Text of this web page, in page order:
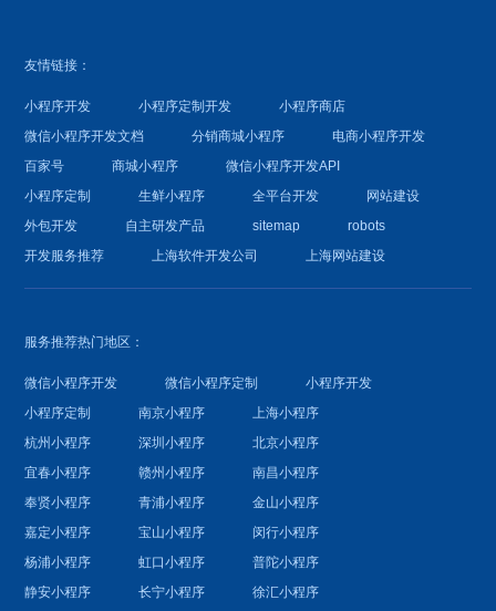
友情链接：
小程序开发 小程序定制开发
小程序商店
微信小程序开发文档
分销商城小程序
电商小程序开发
百家号
商城小程序
微信小程序开发API
小程序定制
生鲜小程序 全平台开发
网站建设
外包开发
自主研发产品 sitemap
robots
开发服务推荐
上海软件开发公司 上海网站建设
服务推荐热门地区：
微信小程序开发 微信小程序定制
小程序开发
小程序定制
南京小程序
上海小程序
杭州小程序
深圳小程序
北京小程序
宜春小程序
赣州小程序
南昌小程序
奉贤小程序
青浦小程序
金山小程序
嘉定小程序
宝山小程序
闵行小程序
杨浦小程序
虹口小程序
普陀小程序
静安小程序
长宁小程序 徐汇小程序